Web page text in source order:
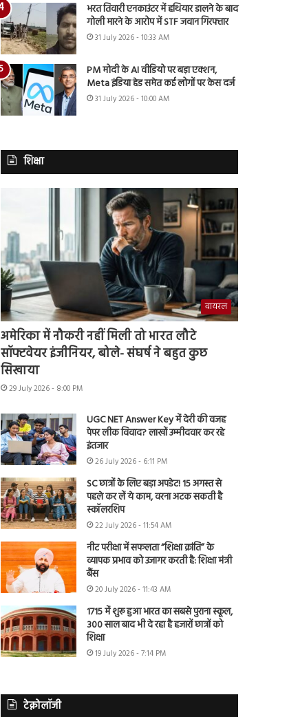
भरत तिवारी एनकाउंटर में हथियार डालने के बाद
गोली मारने के आरोप में STF जवान गिरफ्तार
31 July 2026 - 10:33 AM
PM मोदी के AI वीडियो पर बड़ा एक्शन,
Meta इंडिया हेड समेत कई लोगों पर केस दर्ज
31 July 2026 - 10:00 AM
शिक्षा
वायरल
अमेरिका में नौकरी नहीं मिली तो भारत लौटे
सॉफ्टवेयर इंजीनियर, बोले- संघर्ष ने बहुत कुछ
सिखाया
29 July 2026 - 8:00 PM
UGC NET Answer Key में देरी की वजह
पेपर लीक विवाद? लाखों उम्मीदवार कर रहे
इंतजार
26 July 2026 - 6:11 PM
SC छात्रों के लिए बड़ा अपडेट! 15 अगस्त से
पहले कर लें ये काम, वरना अटक सकती है
स्कॉलरशिप
22 July 2026 - 11:54 AM
नीट परीक्षा में सफलता “शिक्षा क्रांति” के
व्यापक प्रभाव को उजागर करती है: शिक्षा मंत्री
बैंस
20 July 2026 - 11:43 AM
1715 में शुरू हुआ भारत का सबसे पुराना स्कूल,
300 साल बाद भी दे रहा है हजारों छात्रों को
शिक्षा
19 July 2026 - 7:14 PM
टेक्नोलॉजी